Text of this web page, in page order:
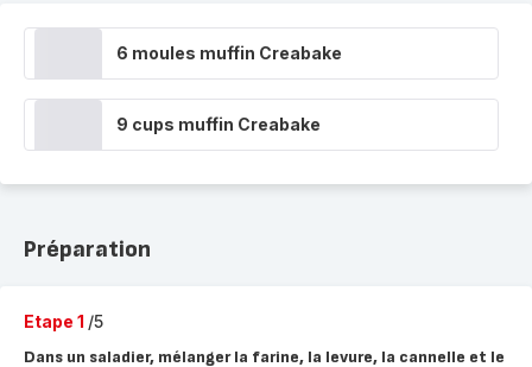
6 moules muffin Creabake
9 cups muffin Creabake
Préparation
Etape 1 /5
Dans un saladier, mélanger la farine, la levure, la cannelle et le